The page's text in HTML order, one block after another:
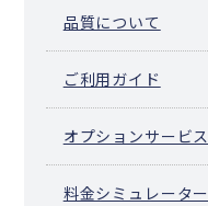
品質について
ご利用ガイド
オプションサービス
料金シミュレーター